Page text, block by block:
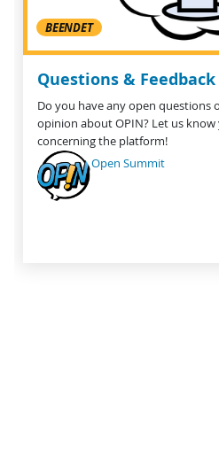
BEENDET
Questions & Feedback
Do you have any open questions
opinion about OPIN? Let us
concerning the platform!
Open Summit